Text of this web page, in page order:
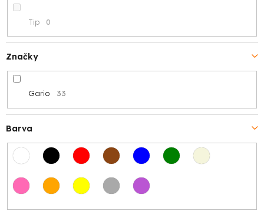
Tip 0
Značky
Gario 33
Barva